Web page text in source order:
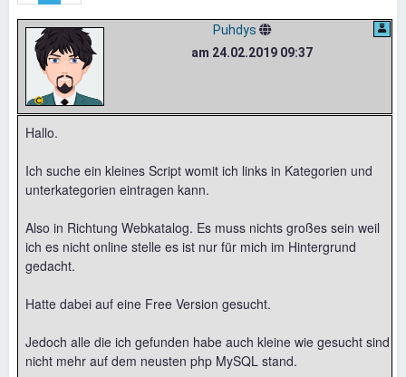
Puhdys
am 24.02.2019 09:37
Hallo.
Ich suche ein kleines Script womit ich links in Kategorien und
unterkategorien eintragen kann.
Also in Richtung Webkatalog. Es muss nichts großes sein weil
ich es nicht online stelle es ist nur für mich im Hintergrund
gedacht.
Hatte dabei auf eine Free Version gesucht.
Jedoch alle die ich gefunden habe auch kleine wie gesucht sind
nicht mehr auf dem neusten php MySQL stand.